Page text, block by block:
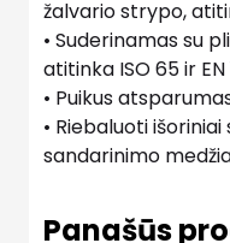
žalvario strypo,
• Suderinamas su
atitinka ISO 65 ir EN
• Puikus
• Riebaluoti
sandarinimo
Panašūs